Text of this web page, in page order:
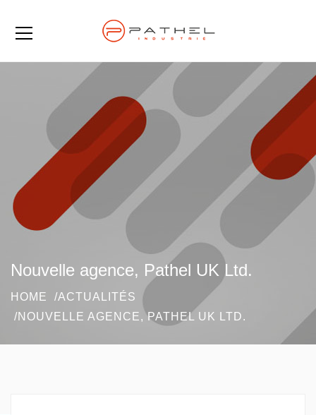
Nouvelle agence, Pathel UK Ltd.
HOME
ACTUALITÉS
NOUVELLE AGENCE, PATHEL UK LTD.